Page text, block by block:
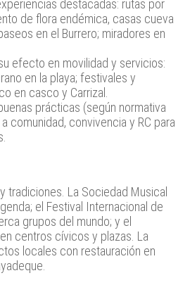
destacadas: rutas por
de flora endémica, casas cueva
en el Burrero; miradores en
efecto en movilidad y servicios:
en la playa; festivales y
en casco y Carrizal.
prácticas (según normativa
comunidad, convivencia y RC para
tradiciones. La Sociedad Musical
el Festival Internacional de
grupos del mundo; y el
centros cívicos y plazas. La
locales con restauración en